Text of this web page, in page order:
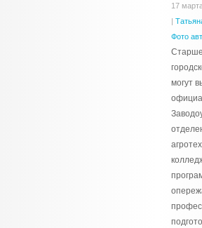
17
|
Фото
могут